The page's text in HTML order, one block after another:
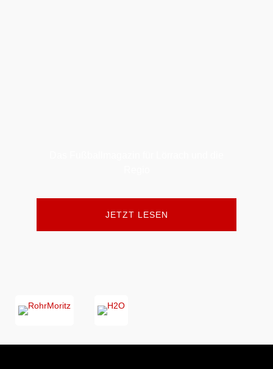
JETZT LESEN